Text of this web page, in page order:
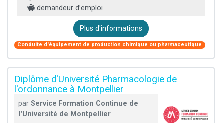
demandeur d’emploi
Plus d'informations
Conduite d'équipement de production chimique ou pharmaceutique
Diplôme d'Université Pharmacologie de
l'ordonnance à Montpellier
par Service Formation Continue de
l'Université de Montpellier